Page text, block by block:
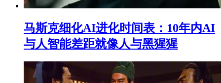
马斯克细化AI进化时间表：10年内AI
与人智能差距就像人与黑猩猩